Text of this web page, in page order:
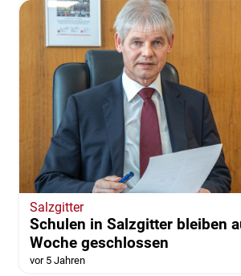
Salzgitter
Schulen in Salzgitter bleiben
Woche geschlossen
vor 5 Jahren